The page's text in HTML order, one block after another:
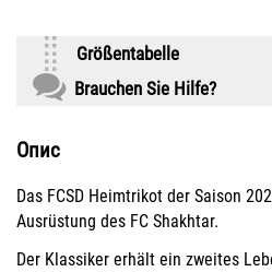
Größentabelle
Brauchen Sie Hilfe?
Опис
Das FCSD Heimtrikot der Saison
Ausrüstung des FC Shakhtar.
Der Klassiker erhält ein zweites